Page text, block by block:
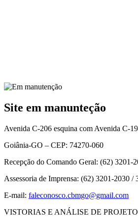
Site em manunteção
Avenida C-206 esquina com Avenida C-
Goiânia-GO – CEP: 74270-060
Recepção do Comando Geral: (62) 3201-
Assessoria de Imprensa: (62) 3201-2030 /
E-mail: faleconosco.cbmgo@gmail.com
VISTORIAS E ANÁLISE DE